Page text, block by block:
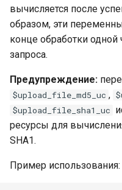
upstream
uuid
validation
vhost
waf
weauth
вычисляется после
образом, эти
конце обработки одной
запроса.
Предупреждение:
$upload_file_md5_uc ,
$upload_file_sha1_uc
ресурсы для
SHA1.
Пример использования: